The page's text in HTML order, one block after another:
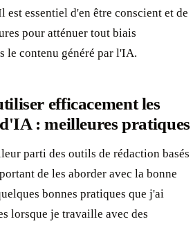
est essentiel d'en être conscient et de
pour atténuer tout biais
le contenu généré par l'IA.
efficacement les
: meilleures pratiques
parti des outils de rédaction basés
de les aborder avec la bonne
bonnes pratiques que j'ai
lorsque je travaille avec des